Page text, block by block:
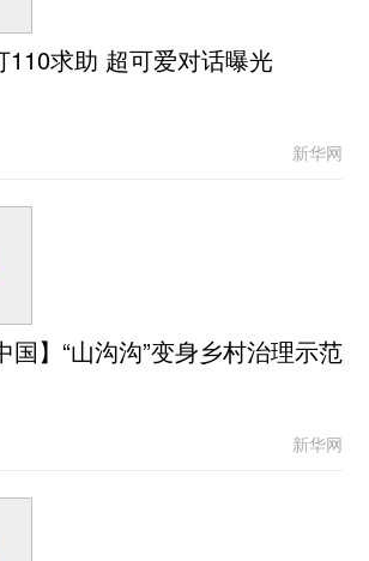
110求助 超可爱对话曝光
新华网
国】“山沟沟”变身乡村治理示范
新华网